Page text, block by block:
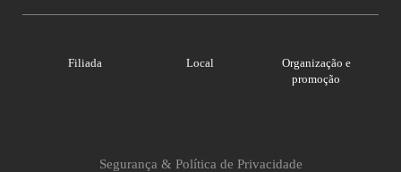
Segurança & Política de Privacidade
Filiada Local
Organização e
promoção